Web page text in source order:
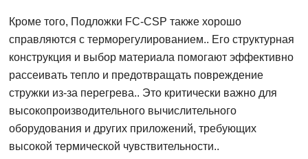
Кроме того, Подложки FC-CSP также хорошо
справляются с терморегулированием.. Его структурная
конструкция и выбор материала помогают эффективно
рассеивать тепло и предотвращать повреждение
стружки из-за перегрева.. Это критически важно для
высокопроизводительного вычислительного
оборудования и других приложений, требующих
высокой термической чувствительности..